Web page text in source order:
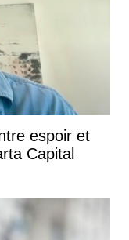
espoir et
Capital